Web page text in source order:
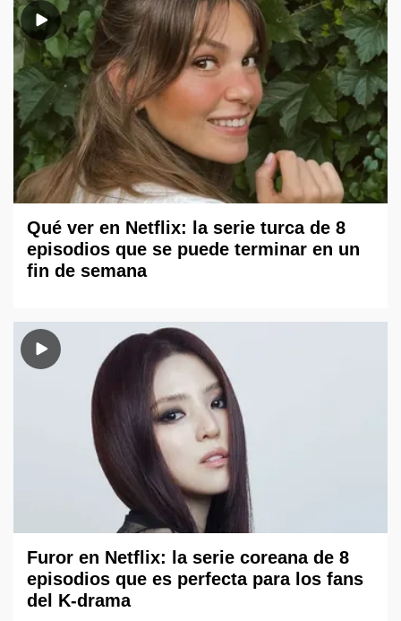
Qué ver en Netflix: la serie turca de 8
episodios que se puede terminar en un
fin de semana
Furor en Netflix: la serie coreana de 8
episodios que es perfecta para los fans
del K-drama